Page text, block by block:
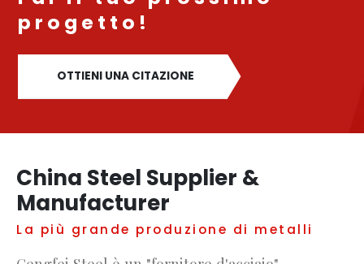
progetto!
OTTIENI UNA CITAZIONE
China Steel Supplier &
Manufacturer
La più grande produzione di metalli